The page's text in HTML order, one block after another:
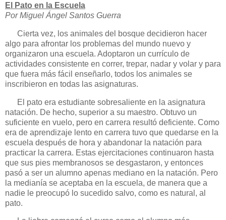
El Pato en la Escuela
Por Miguel Ángel Santos Guerra
Cierta vez, los animales del bosque decidieron hacer
algo para afrontar los problemas del mundo nuevo y
organizaron una escuela. Adoptaron un currículo de
actividades consistente en correr, trepar, nadar y volar y para
que fuera más fácil enseñarlo, todos los animales se
inscribieron en todas las asignaturas.
El pato era estudiante sobresaliente en la asignatura
natación. De hecho, superior a su maestro. Obtuvo un
suficiente en vuelo, pero en carrera resultó deficiente. Como
era de aprendizaje lento en carrera tuvo que quedarse en la
escuela después de hora y abandonar la natación para
practicar la carrera. Estas ejercitaciones continuaron hasta
que sus pies membranosos se desgastaron, y entonces
pasó a ser un alumno apenas mediano en la natación. Pero
la medianía se aceptaba en la escuela, de manera que a
nadie le preocupó lo sucedido salvo, como es natural, al
pato.